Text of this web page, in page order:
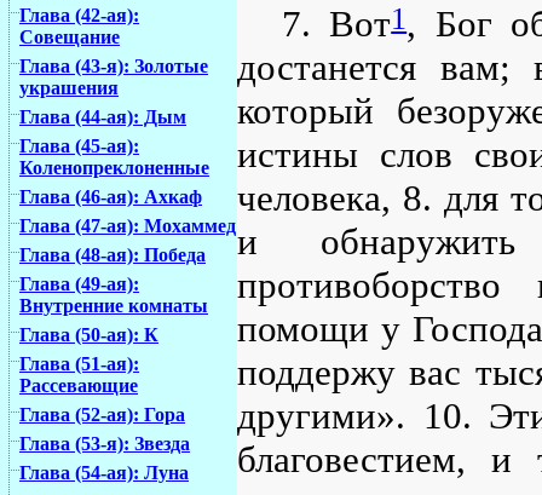
Глава (42-ая):
Совещание
Глава (43-я): Золотые
украшения
Глава (44-ая): Дым
Глава (45-ая):
Коленопреклоненные
Глава (46-ая): Ахкаф
Глава (47-ая): Мохаммед
Глава (48-ая): Победа
Глава (49-ая):
Внутренние комнаты
Глава (50-ая): К
Глава (51-ая):
Рассевающие
Глава (52-ая): Гора
Глава (53-я): Звезда
Глава (54-ая): Луна
7. Вот1, Бог
достанется
который
истины слов
человека, 8. для
и
помощи у
поддержу вас
другими». 10.
благовестием, и